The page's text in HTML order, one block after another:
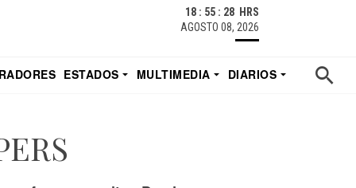
18 : 55 : 29 HRS
AGOSTO 08, 2026
ESTADOS MULTIMEDIA
DIARIOS